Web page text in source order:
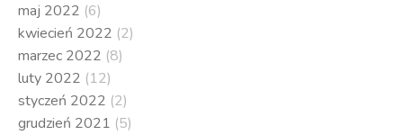
maj 2022 (6)
kwiecień 2022 (2)
marzec 2022 (8)
luty 2022 (12)
styczeń 2022 (2)
grudzień 2021 (5)